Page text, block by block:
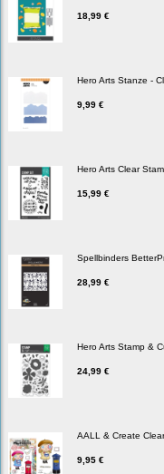
18,99 €
Hero Arts Stanze -
9,99 €
Hero Arts Clear
15,99 €
Spellbinders
28,99 €
Hero Arts Stamp &
24,99 €
AALL & Create
9,95 €